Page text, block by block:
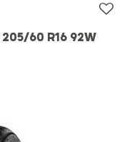
205/60 R16 92W